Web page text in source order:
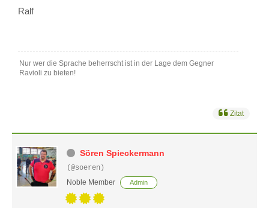
Ralf
Nur wer die Sprache beherrscht ist in der Lage dem Gegner
Ravioli zu bieten!
Zitat
Sören Spieckermann
(@soeren)
Noble Member
Admin